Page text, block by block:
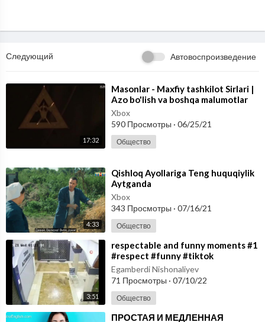
Следующий Автовоспроизведение
17:32
⁣Masonlar - Maxfiy tashkilot Sirlari |
Azo bo'lish va boshqa malumotlar
Xbox
590 Просмотры · 06/25/21
Общество
4:33
⁣Qishloq Ayollariga Teng huquqiylik
Aytganda
Xbox
343 Просмотры · 07/16/21
Общество
3:51
⁣respectable and funny moments #1
#respect #funny #tiktok
#tiktokvideo #comedy
Egamberdi Nishonaliyev
71 Просмотры · 07/10/22
Общество
⁣ПРОСТАЯ И МЕДЛЕННАЯ